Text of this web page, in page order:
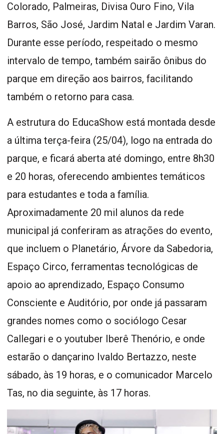
Colorado, Palmeiras, Divisa Ouro Fino, Vila
Barros, São José, Jardim Natal e Jardim Varan.
Durante esse período, respeitado o mesmo
intervalo de tempo, também sairão ônibus do
parque em direção aos bairros, facilitando
também o retorno para casa.
A estrutura do EducaShow está montada desde
a última terça-feira (25/04), logo na entrada do
parque, e ficará aberta até domingo, entre 8h30
e 20 horas, oferecendo ambientes temáticos
para estudantes e toda a família.
Aproximadamente 20 mil alunos da rede
municipal já conferiram as atrações do evento,
que incluem o Planetário, Árvore da Sabedoria,
Espaço Circo, ferramentas tecnológicas de
apoio ao aprendizado, Espaço Consumo
Consciente e Auditório, por onde já passaram
grandes nomes como o sociólogo Cesar
Callegari e o youtuber Iberê Thenório, e onde
estarão o dançarino Ivaldo Bertazzo, neste
sábado, às 19 horas, e o comunicador Marcelo
Tas, no dia seguinte, às 17 horas.